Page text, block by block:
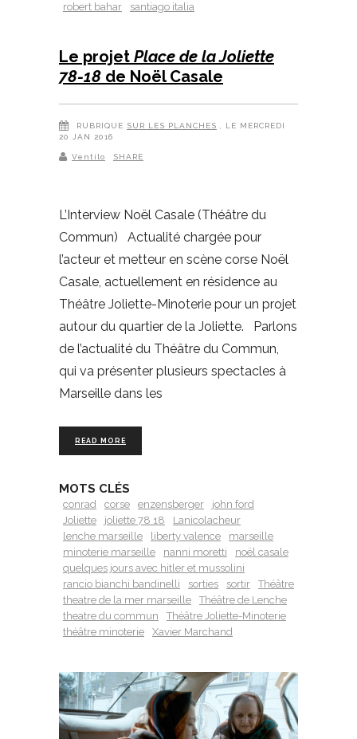
robert bahar
santiago italia
Le projet Place de la Joliette
78-18 de Noël Casale
RUBRIQUE SUR LES PLANCHES , LE MERCREDI
20 JAN 2016
Ventilo SHARE
L’Interview Noël Casale (Théâtre du
Commun) Actualité chargée pour
l’acteur et metteur en scène corse Noël
Casale, actuellement en résidence au
Théâtre Joliette-Minoterie pour un projet
autour du quartier de la Joliette. Parlons
de l’actualité du Théâtre du Commun,
qui va présenter plusieurs spectacles à
Marseille dans les
READ MORE
MOTS CLÉS
conrad corse enzensberger
john ford
Joliette
joliette 78 18
Lanicolacheur
lenche marseille
liberty valence
marseille
minoterie marseille
nanni moretti
noël casale
quelques jours avec hitler et mussolini
rancio bianchi bandinelli
sorties sortir
Théâtre
theatre de la mer marseille
Théâtre de Lenche
theatre du commun
Théâtre Joliette-Minoterie
théâtre minoterie
Xavier Marchand